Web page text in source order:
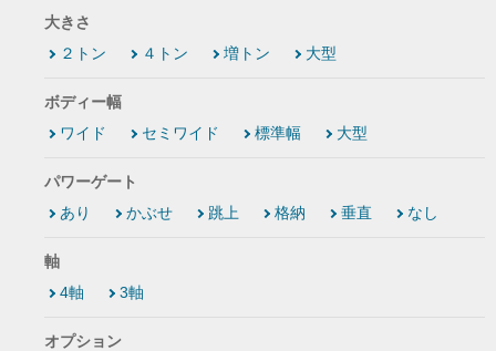
大きさ
２トン
４トン 増トン 大型
ボディー幅
ワイド
セミワイド 標準幅 大型
パワーゲート
あり
かぶせ 跳上 格納 垂直 なし
軸
4軸
3軸
オプション